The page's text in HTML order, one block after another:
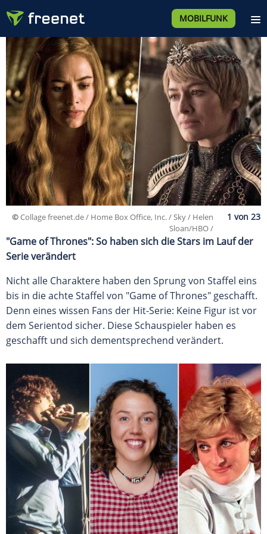
MOBILFUNK
©Collage freenet.de / Home Box Office, Inc. / Sky / Helen
Sloan/HBO /
"Game of Thrones": So haben sich die Stars im Lauf der
Serie verändert
Nicht alle Charaktere haben den Sprung von Staffel eins
bis in die achte Staffel von "Game of Thrones" geschafft.
Denn eines wissen Fans der Hit-Serie: Keine Figur ist vor
dem Serientod sicher. Diese Schauspieler haben es
geschafft und sich dementsprechend verändert.